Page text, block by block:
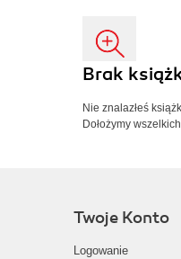
Brak
Nie znalazłeś
Dołożymy
Twoje Konto
Logowanie